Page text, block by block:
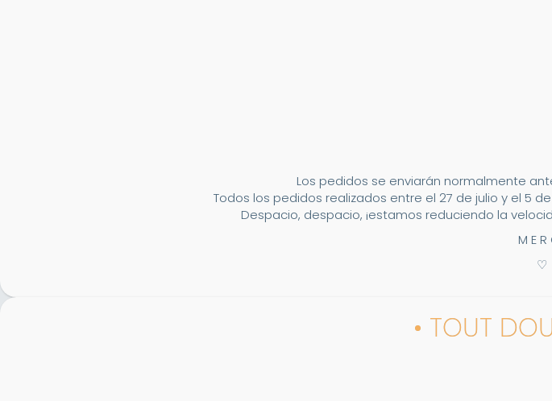
Los pedidos se enviarán normalmente
Todos los pedidos realizados entre el 27 de julio y el 5
Despacio, despacio, ¡estamos reduciendo la
M E R
♡
• TOUT